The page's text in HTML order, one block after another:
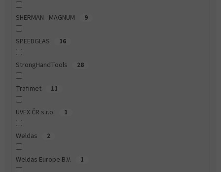
SHERMAN - MAGNUM 9
SPEEDGLAS 16
StrongHandTools 28
Trafimet 11
UVEX ČR s.r.o. 1
Weldas 2
Weldas Europe B.V. 1